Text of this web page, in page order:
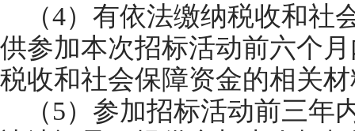
（4）有依法缴纳税收和
供参加本次招标活动前六个
税收和社会保障资金的相关
（5）参加招标活动前三